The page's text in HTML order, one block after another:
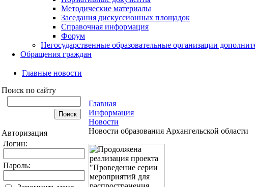
Методические материалы
Заседания дискуссионных площадок
Справочная информация
Форум
Негосударственные образовательные организации
Обращения граждан
Главные новости
Поиск по сайту
Авторизация
Логин:
Пароль:
Главная
Информация
Новости
Новости образования Архангельской области